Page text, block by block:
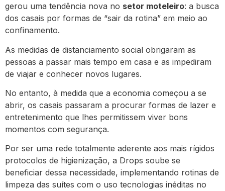
gerou uma tendência nova no setor moteleiro: a busca
dos casais por formas de “sair da rotina” em meio ao
confinamento.
As medidas de distanciamento social obrigaram as
pessoas a passar mais tempo em casa e as impediram
de viajar e conhecer novos lugares.
No entanto, à medida que a economia começou a se
abrir, os casais passaram a procurar formas de lazer e
entretenimento que lhes permitissem viver bons
momentos com segurança.
Por ser uma rede totalmente aderente aos mais rígidos
protocolos de higienização, a Drops soube se
beneficiar dessa necessidade, implementando rotinas de
limpeza das suítes com o uso tecnologias inéditas no